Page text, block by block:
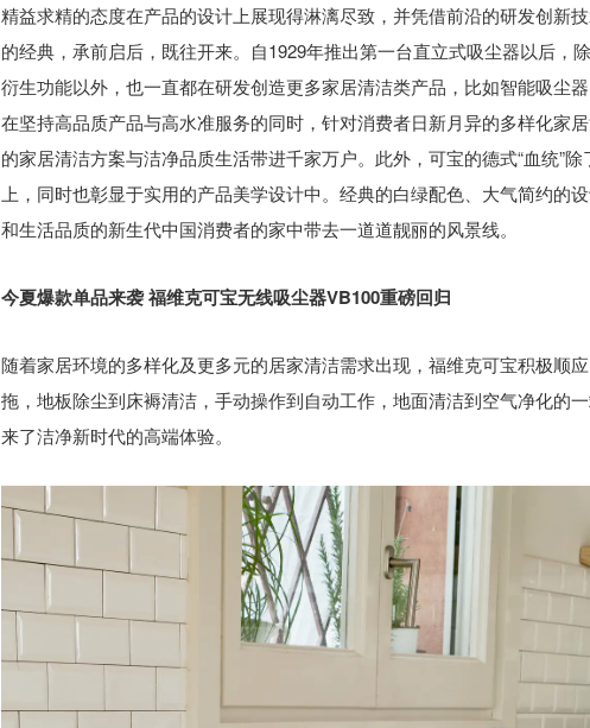
精益求精的态度在产品的设计上展现得淋漓尽致，并凭借前沿的研发创新
的经典，承前启后，既往开来。自1929年推出第一台直立式吸尘器以后，
衍生功能以外，也一直都在研发创造更多家居清洁类产品，比如智能吸尘
在坚持高品质产品与高水准服务的同时，针对消费者日新月异的多样化家
的家居清洁方案与洁净品质生活带进千家万户。此外，可宝的德式“血统”
上，同时也彰显于实用的产品美学设计中。经典的白绿配色、大气简约的
和生活品质的新生代中国消费者的家中带去一道道靓丽的风景线。
今夏爆款单品来袭 福维克可宝无线吸尘器VB100重磅回归
随着家居环境的多样化及更多元的居家清洁需求出现，福维克可宝积极顺
拖，地板除尘到床褥清洁，手动操作到自动工作，地面清洁到空气净化的
来了洁净新时代的高端体验。